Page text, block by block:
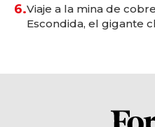
6.Viaje a la mina de
Escondida, el gigante